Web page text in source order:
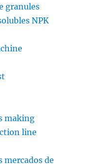
granules
NPK
making
line
mercados de